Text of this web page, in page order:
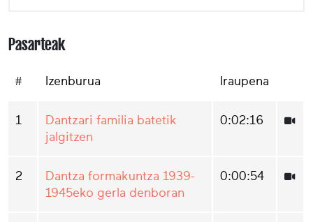
Pasarteak
# Izenburua Iraupena
1
Dantzari familia batetik
jalgitzen
0:02:16
2
Dantza formakuntza 1939-
1945eko gerla denboran
0:00:54